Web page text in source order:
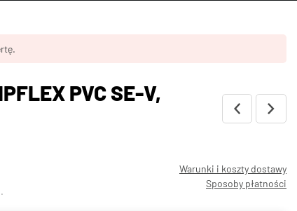
PVC SE-V,
.
Warunki i koszty dostawy
Sposoby płatności